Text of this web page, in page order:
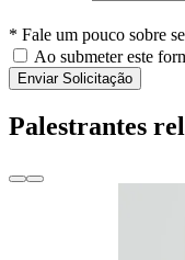
* Fale um pouco sobre
Ao submeter este
Enviar Solicitação
Palestrantes